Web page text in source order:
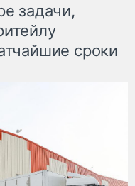
задачи,
сроки